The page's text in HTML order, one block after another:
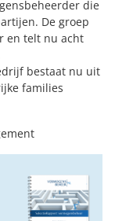
die
De groep
en telt nu acht
bestaat nu uit
families